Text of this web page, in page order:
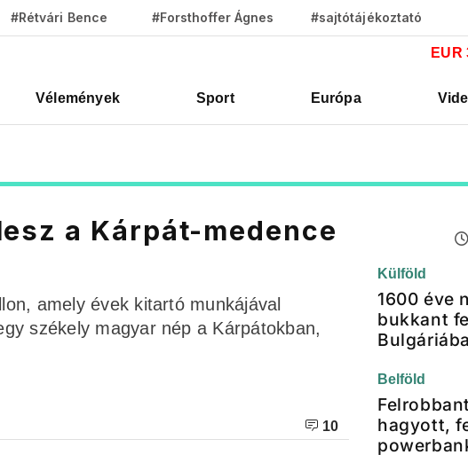
#Rétvári Bence #Forsthoffer Ágnes #sajtótájékoztató
EUR
Vélemények Sport Európa
a Kárpát-medence
amely évek kitartó munkájával
székely magyar nép a Kárpátokban,
10
Külföld
1600 éve
bukkant
Belföld
hagyott,